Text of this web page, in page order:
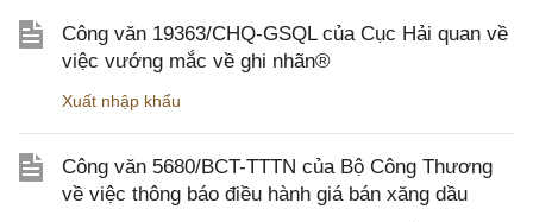
Công văn 19363/CHQ-GSQL của Cục Hải quan về
việc vướng mắc về ghi nhãn®
Xuất nhập khẩu
Công văn 5680/BCT-TTTN của Bộ Công Thương
về việc thông báo điều hành giá bán xăng dầu